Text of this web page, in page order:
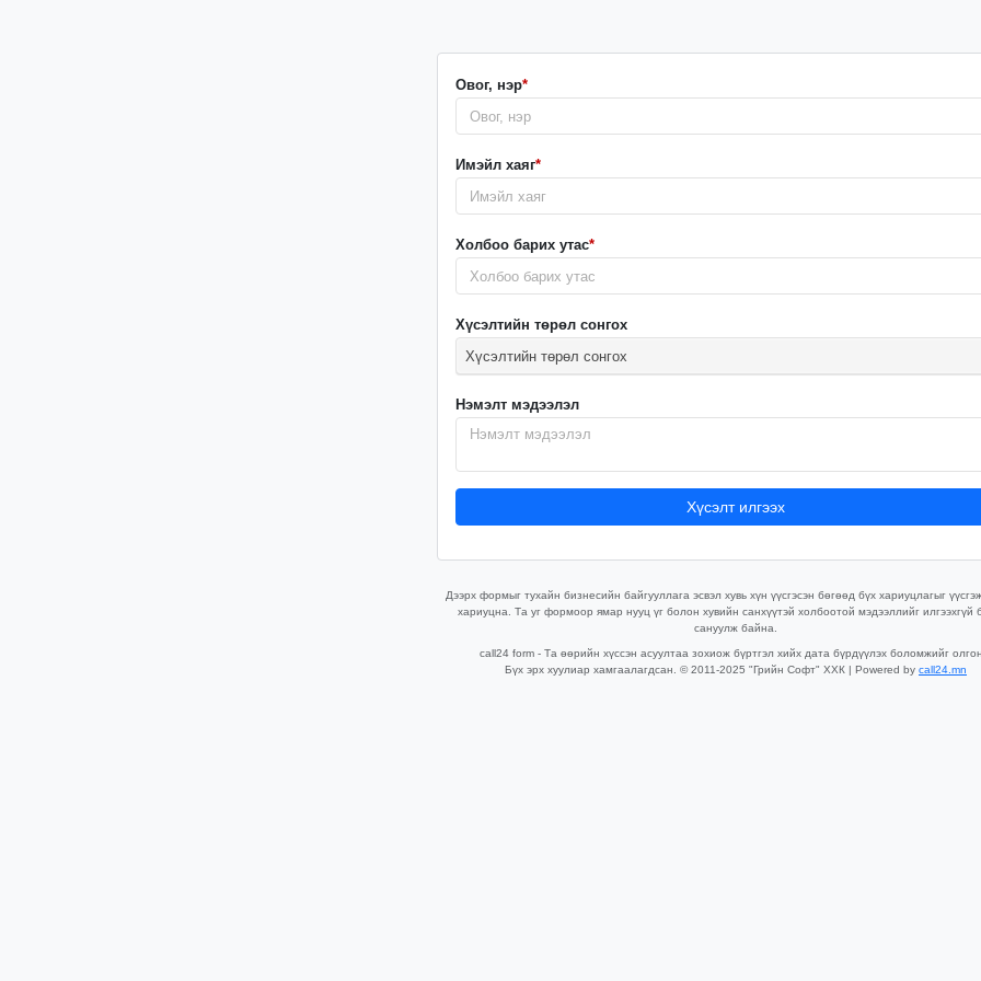
Овог, нэр*
Имэйл хаяг*
Холбоо барих утас*
Хүсэлтийн төрөл сонгох
Хүсэлтийн төрөл сонгох
Нэмэлт мэдээлэл
Хүсэлт илгээх
Дээрх формыг тухайн бизнесийн байгууллага эсвэл хувь хүн үүсгэсэн бөгөөд бүх хариуцлагыг
хариуцна. Та уг формоор ямар нууц үг болон хувийн санхүүтэй холбоотой мэдээллийг илгээхгүй
сануулж байна.
call24 form - Та өөрийн хүссэн асуултаа зохиож бүртгэл хийх дата бүрдүүлэх боломжийг
Бүх эрх хуулиар хамгаалагдсан. © 2011-2025 "Грийн Софт" ХХК | Powered by call24.mn